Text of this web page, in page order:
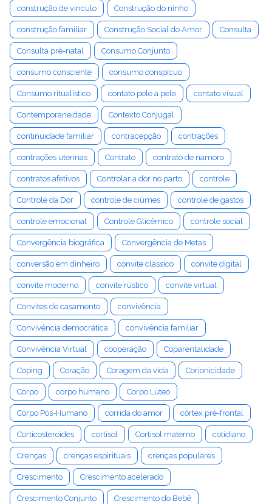
construção de vínculo Construção do ninho
construção familiar Construção Social do Amor Consulta
Consulta pré-natal Consumo Conjunto
consumo consciente consumo conspícuo
Consumo ritualístico contato pele a pele contato visual
Contemporaneidade Contexto Conjugal
continuidade familiar contracepção contrações
contrações uterinas Contrato contrato de namoro
contratos afetivos Controlar a dor no parto controle
Controle da Dor controle de ciúmes controle de gastos
controle emocional Controle Glicêmico controle social
Convergência biográfica Convergência de Metas
conversão em dinheiro convite clássico convite digital
convite moderno convite rústico convite virtual
Convites de casamento convivência
Convivência democrática convivência familiar
Convivência Virtual cooperação Coparentalidade
Coping Coração Coragem da vida Corionicidade
Corpo corpo humano Corpo Lúteo
Corpo Pós-Humano corrida do amor córtex pré-frontal
Corticosteroides cortisol Cortisol materno cotidiano
Crenças crenças espirituais crenças populares
Crescimento Crescimento acelerado
Crescimento Conjunto Crescimento do Bebê